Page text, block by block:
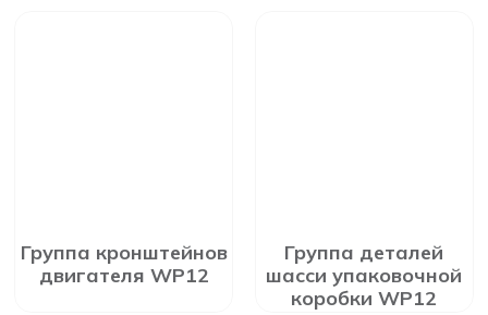
Группа кронштейнов
двигателя WP12
Группа деталей
шасси упаковочной
коробки WP12